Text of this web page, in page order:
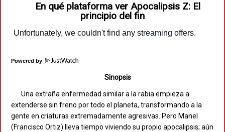
En qué plataforma ver Apocalipsis Z: El
principio del fin
Powered by
Sinopsis
Una extraña enfermedad similar a la rabia empieza a
extenderse sin freno por todo el planeta, transformando a la
gente en criaturas extremadamente agresivas. Pero Manel
(Francisco Ortiz) lleva tiempo viviendo su propio apocalipsis; aún